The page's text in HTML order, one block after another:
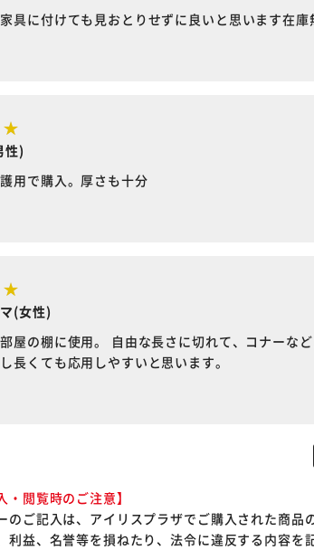
具に付けても見おとりせずに良いと思います在
性)
用で購入。厚さも十分
(女性)
屋の棚に使用。 自由な長さに切れて、コナーな
長くても応用しやすいと思います。
・閲覧時のご注意】
のご記入は、アイリスプラザでご購入された商
利益、名誉等を損ねたり、法令に違反する内容を